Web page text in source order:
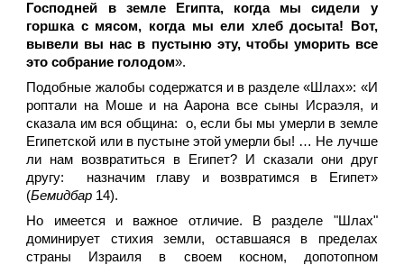
Господней в земле Египта, когда мы сидели у
горшка с мясом, когда мы ели хлеб досыта! Вот,
вывели вы нас в пустыню эту, чтобы уморить все
это собрание голодом».
Подобные жалобы содержатся и в разделе «Шлах»: «И
роптали на Моше и на Аарона все сыны Исраэля, и
сказала им вся община: о, если бы мы умерли в земле
Египетской или в пустыне этой умерли бы! … Не лучше
ли нам возвратиться в Египет? И сказали они друг
другу: назначим главу и возвратимся в Египет»
(Бемидбар 14).
Но имеется и важное отличие. В разделе "Шлах"
доминирует стихия земли, оставшаяся в пределах
страны Израиля в своем косном, допотопном